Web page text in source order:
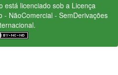
está licenciado sob a Licença
- NãoComercial - SemDerivações